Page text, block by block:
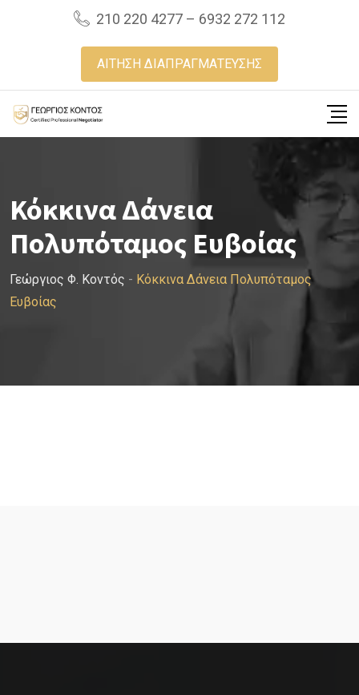
210 220 4277 – 6932 272 112
ΑΙΤΗΣΗ ΔΙΑΠΡΑΓΜΑΤΕΥΣΗΣ
Κόκκινα Δάνεια
Πολυπόταμος Ευβοίας
Γεώργιος Φ. Κοντός - Κόκκινα Δάνεια Πολυπόταμος
Ευβοίας